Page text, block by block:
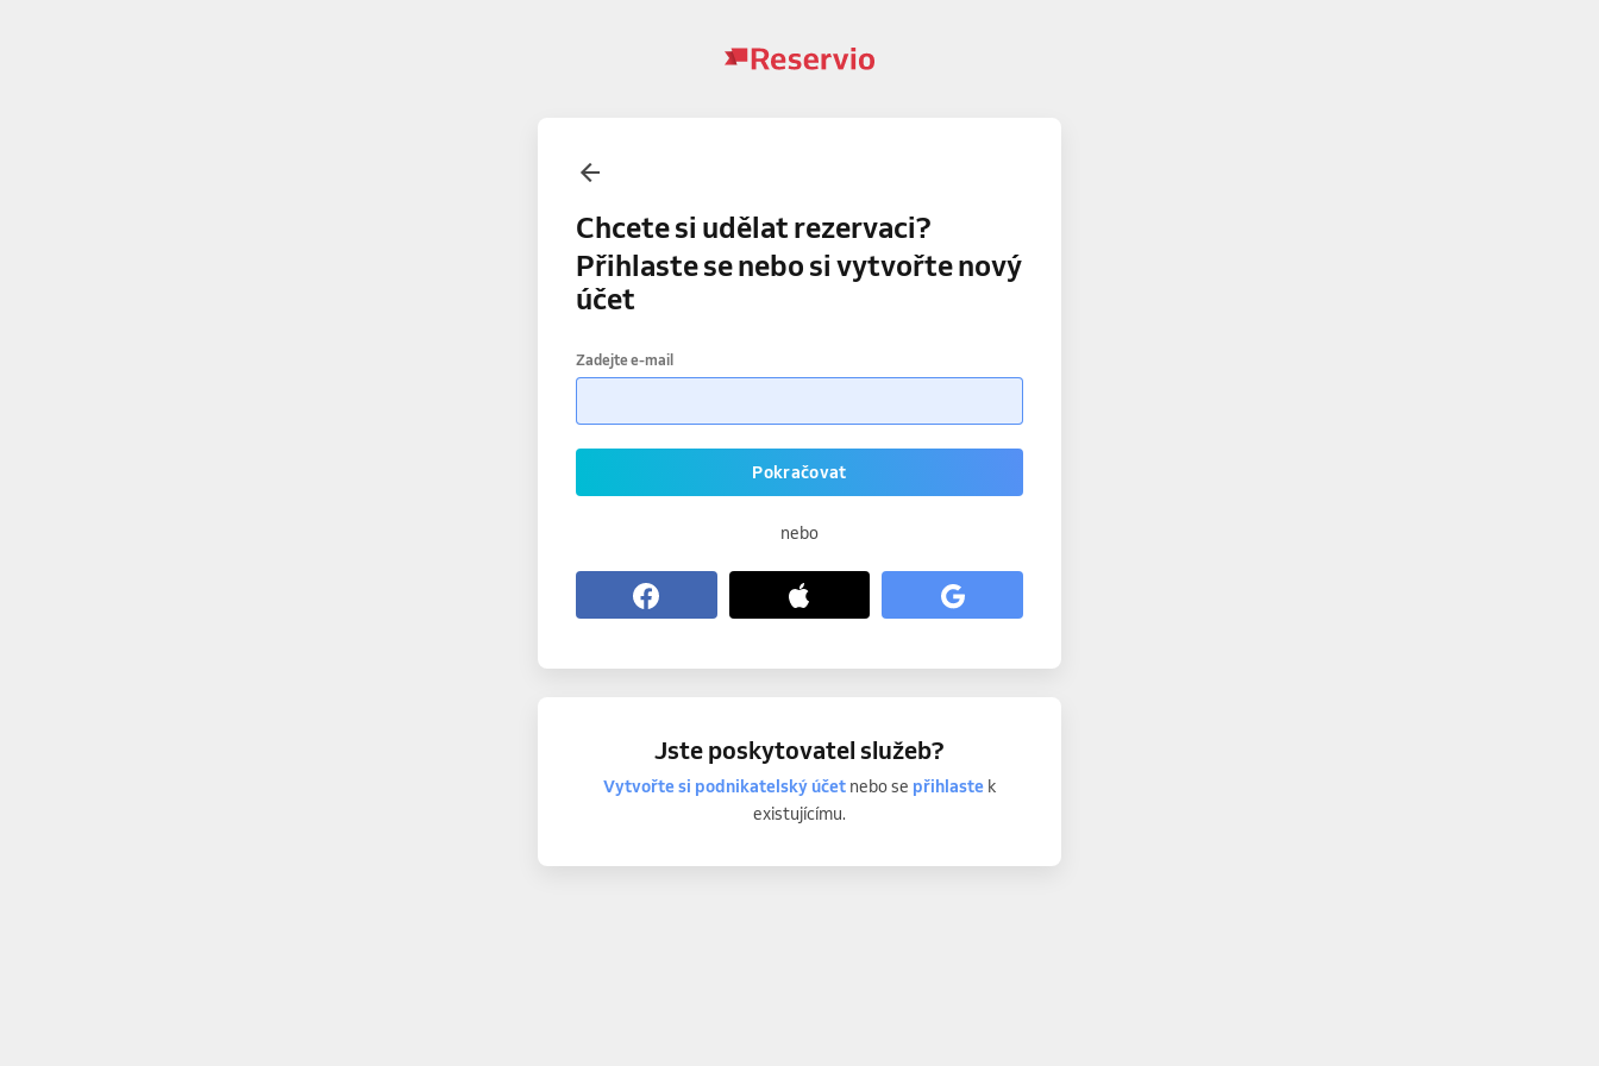
Chcete si udělat rezervaci?
Přihlaste se nebo si vytvořte nový
účet
Zadejte e-mail
Pokračovat
nebo
Jste poskytovatel služeb?
Vytvořte si podnikatelský účetnebo se přihlastek
existujícímu.